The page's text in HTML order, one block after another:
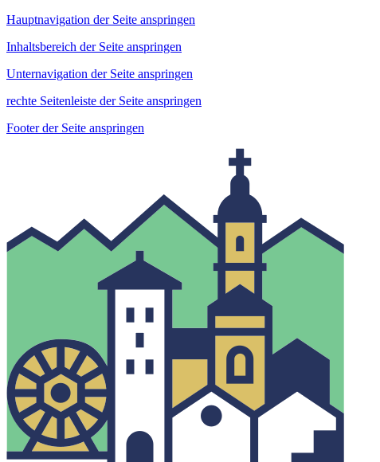
Hauptnavigation der Seite anspringen
Inhaltsbereich der Seite anspringen
Unternavigation der Seite anspringen
rechte Seitenleiste der Seite anspringen
Footer der Seite anspringen